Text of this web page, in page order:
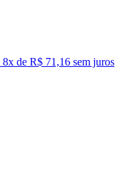
8x de R$ 71,16 sem juros